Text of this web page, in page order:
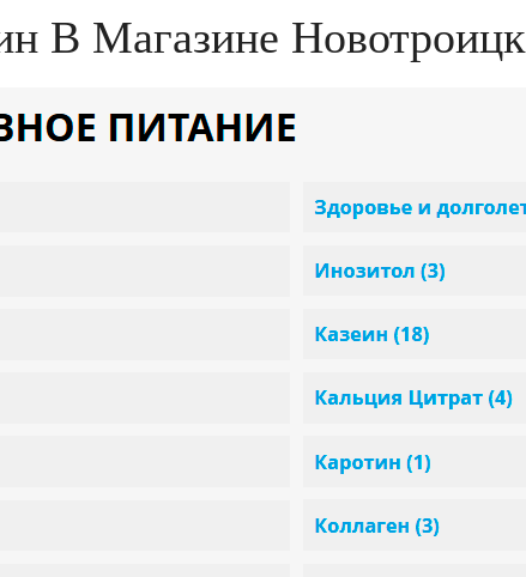
В Магазине Новотроицк